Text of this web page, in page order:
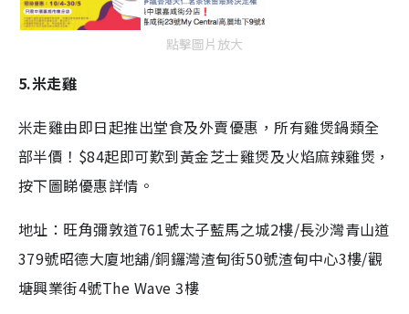
點擊圖片放大
5.米走雞
米走雞由即日起推出堂食及外賣優惠，所有雞煲鍋類全
部半價！$84起即可歎到黃金芝士雞煲及火焰麻辣雞煲，
按下圖睇優惠詳情。
地址：旺角彌敦道761號太子藍馬之城2樓/長沙灣青山道
379號昭德大廈地舖/銅鑼灣渣甸街50號渣甸中心3樓/觀
塘興業街4號The Wave 3樓